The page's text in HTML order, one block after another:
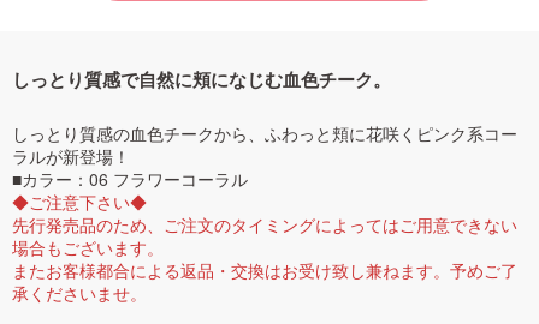
しっとり質感で自然に頬になじむ血色チーク。
しっとり質感の血色チークから、ふわっと頬に花咲くピンク系コー
ラルが新登場！
■カラー：06 フラワーコーラル
◆ご注意下さい◆
先行発売品のため、ご注文のタイミングによってはご用意できない
場合もございます。
またお客様都合による返品・交換はお受け致し兼ねます。予めご了
承くださいませ。